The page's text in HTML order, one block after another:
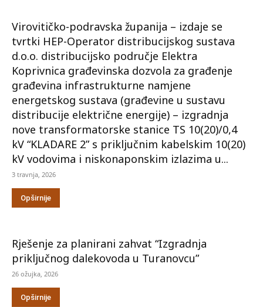
Virovitičko-podravska županija – izdaje se
tvrtki HEP-Operator distribucijskog sustava
d.o.o. distribucijsko područje Elektra
Koprivnica građevinska dozvola za građenje
građevina infrastrukturne namjene
energetskog sustava (građevine u sustavu
distribucije električne energije) – izgradnja
nove transformatorske stanice TS 10(20)/0,4
kV “KLADARE 2” s priključnim kabelskim 10(20)
kV vodovima i niskonaponskim izlazima u...
3 travnja, 2026
Opširnije
Rješenje za planirani zahvat “Izgradnja
priključnog dalekovoda u Turanovcu”
26 ožujka, 2026
Opširnije